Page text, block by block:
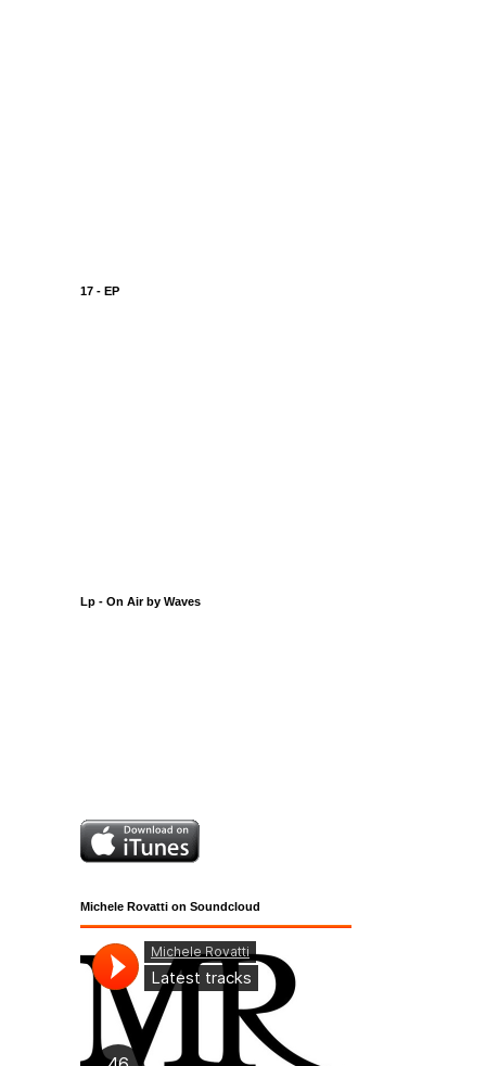
17 - EP
Lp - On Air by Waves
Michele Rovatti on Soundcloud